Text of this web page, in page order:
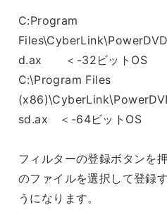
C:Program
d.ax ＜-32ビットOS
C:\Program Files
sd.ax ＜-64ビットOS
フィルターの登録ボタンを
のファイルを選択して登録
うになります。